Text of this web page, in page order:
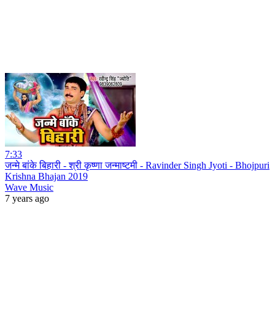
7:33
जन्मे बांके बिहारी - श्री कृष्णा जन्माष्टमी - Ravinder Singh Jyoti - Bhojpuri
Krishna Bhajan 2019
Wave Music
7 years ago